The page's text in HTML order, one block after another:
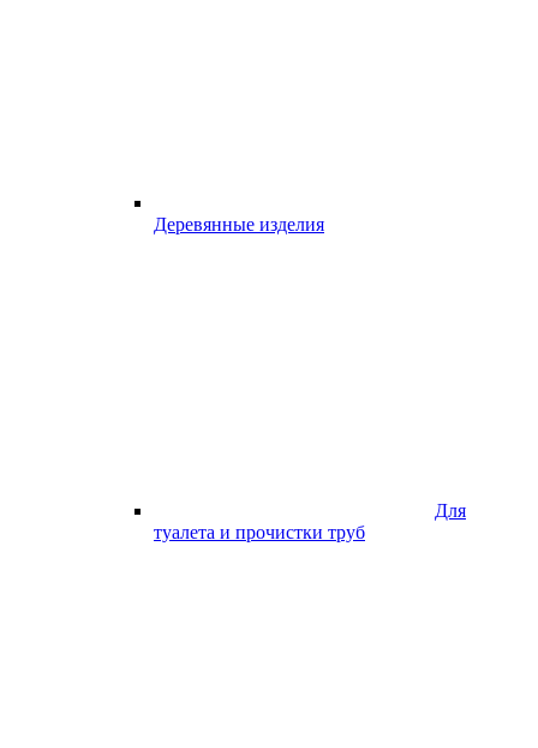
Деревянные изделия
Для
туалета и прочистки труб